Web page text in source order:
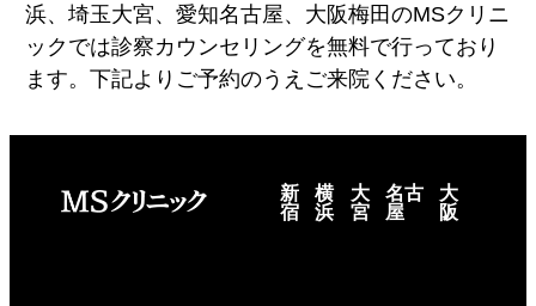
浜、埼玉大宮、愛知名古屋、大阪梅田のMSクリニ
ックでは診察カウンセリングを無料で行っており
ます。下記よりご予約のうえご来院ください。
新
宿
横
浜
大
宮
名古
屋
大
阪